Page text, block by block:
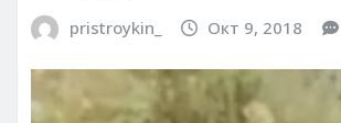
pristroykin_ Окт 9, 2018